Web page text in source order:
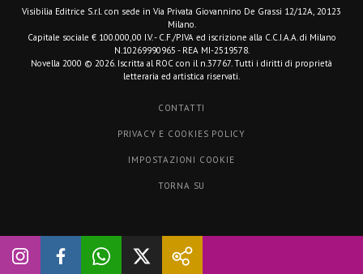
Visibilia Editrice S.r.l. con sede in Via Privata Giovannino De Grassi 12/12A, 20123
Milano.
Capitale sociale € 100.000,00 I.V. - C.F./P.IVA ed iscrizione alla C.C.I.A.A. di Milano
N.10269990965 - REA MI-2519578.
Novella 2000 © 2026. Iscritta al ROC con il n.37767. Tutti i diritti di proprietà
letteraria ed artistica riservati.
CONTATTI
PRIVACY E COOKIES POLICY
IMPOSTAZIONI COOKIE
TORNA SU